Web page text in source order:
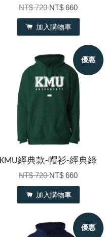
NT$ 720NT$ 660
加入購物車
優惠
KMU經典款-帽衫-經典綠
NT$ 720NT$ 660
加入購物車
優惠